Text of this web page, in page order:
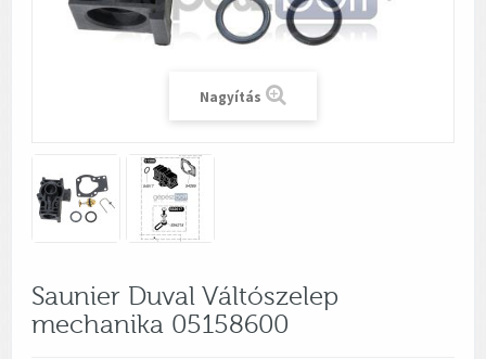
Nagyítás
Saunier Duval Váltószelep
mechanika 05158600